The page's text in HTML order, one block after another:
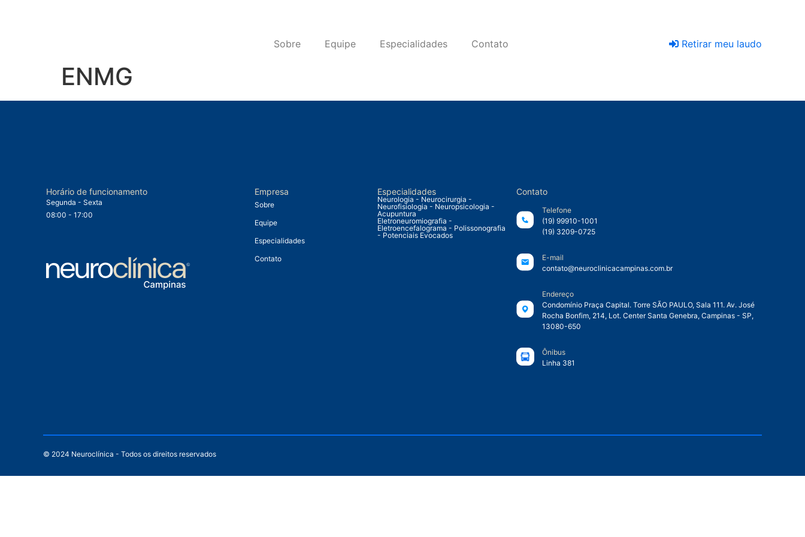
Sobre Equipe Especialidades Contato Retirar meu laudo
ENMG
Horário de funcionamento
Segunda - Sexta
08:00 - 17:00
Empresa
Sobre
Equipe
Especialidades
Contato
Especialidades
Neurologia - Neurocirurgia -
Neurofisiologia - Neuropsicologia -
Acupuntura
Eletroneuromiografia -
Eletroencefalograma - Polissonografia
- Potenciais Evocados
Contato
Telefone
(19) 99910-1001
(19) 3209-0725
E-mail
contato@neuroclinicacampinas.com.br
Endereço
Condomínio Praça Capital. Torre SÃO PAULO, Sala 111. Av. José
Rocha Bonfim, 214, Lot. Center Santa Genebra, Campinas - SP,
13080-650
Ônibus
Linha 381
© 2024 Neuroclínica - Todos os direitos reservados